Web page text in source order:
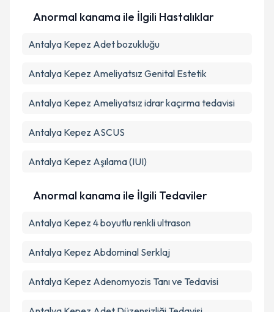
Anormal kanama ile İlgili Hastalıklar
Antalya Kepez Adet bozukluğu
Antalya Kepez Ameliyatsız Genital Estetik
Antalya Kepez Ameliyatsız idrar kaçırma tedavisi
Antalya Kepez ASCUS
Antalya Kepez Aşılama (IUI)
Anormal kanama ile İlgili Tedaviler
Antalya Kepez 4 boyutlu renkli ultrason
Antalya Kepez Abdominal Serklaj
Antalya Kepez Adenomyozis Tanı ve Tedavisi